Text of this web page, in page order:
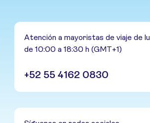
Atención a mayoristas de viaje de
de 10:00 a 18:30 h (GMT+1)
+52 55 4162 0830